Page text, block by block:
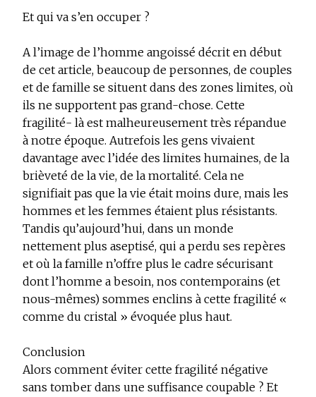
Et qui va s’en occuper ?
A l’image de l’homme angoissé décrit en début
de cet article, beaucoup de personnes, de couples
et de famille se situent dans des zones limites, où
ils ne supportent pas grand-chose. Cette
fragilité- là est malheureusement très répandue
à notre époque. Autrefois les gens vivaient
davantage avec l’idée des limites humaines, de la
brièveté de la vie, de la mortalité. Cela ne
signifiait pas que la vie était moins dure, mais les
hommes et les femmes étaient plus résistants.
Tandis qu’aujourd’hui, dans un monde
nettement plus aseptisé, qui a perdu ses repères
et où la famille n’offre plus le cadre sécurisant
dont l’homme a besoin, nos contemporains (et
nous-mêmes) sommes enclins à cette fragilité «
comme du cristal » évoquée plus haut.
Conclusion
Alors comment éviter cette fragilité négative
sans tomber dans une suffisance coupable ? Et